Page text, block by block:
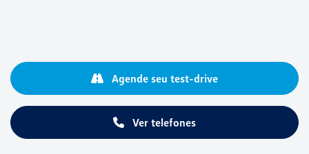
Ver telefones
Agende seu test-drive